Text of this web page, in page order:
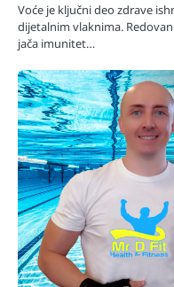
Voće je ključni deo zdrave
dijetalnim vlaknima.
jača imunitet…